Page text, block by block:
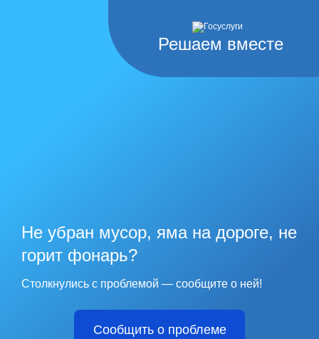
Решаем вместе
Не убран мусор, яма на дороге, не
горит фонарь?
Столкнулись с проблемой — сообщите о ней!
Сообщить о проблеме